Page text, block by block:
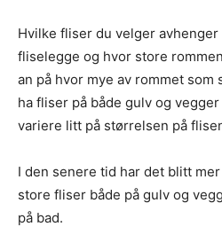
Hvilke fliser du velger
fliselegge og hvor store
an på hvor mye av rommet som
ha fliser på både gulv og
variere litt på størrelsen på
I den senere tid har det blitt
store fliser både på gulv og
på bad.